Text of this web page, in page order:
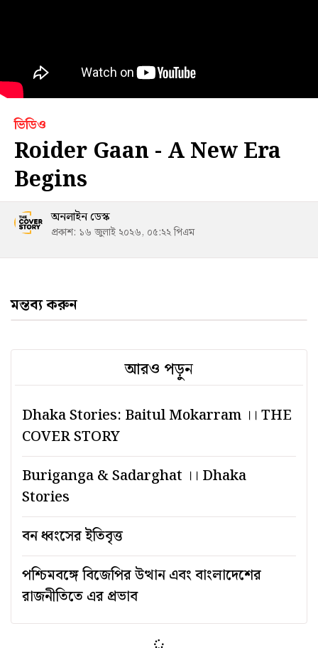
ভিডিও
Roider Gaan - A New Era
Begins
অনলাইন ডেস্ক
প্রকাশ: ১৬ জুলাই ২০২৬, ০৫:২২ পিএম
মন্তব্য করুন
আরও পড়ুন
Dhaka Stories: Baitul Mokarram ।। THE
COVER STORY
Buriganga & Sadarghat ।। Dhaka
Stories
বন ধ্বংসের ইতিবৃত্ত
পশ্চিমবঙ্গে বিজেপির উত্থান এবং বাংলাদেশের
রাজনীতিতে এর প্রভাব